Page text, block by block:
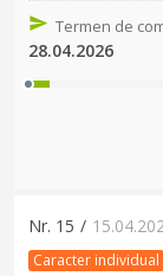
Termen de
28.04.2026
Nr. 15 /
Caracter individual